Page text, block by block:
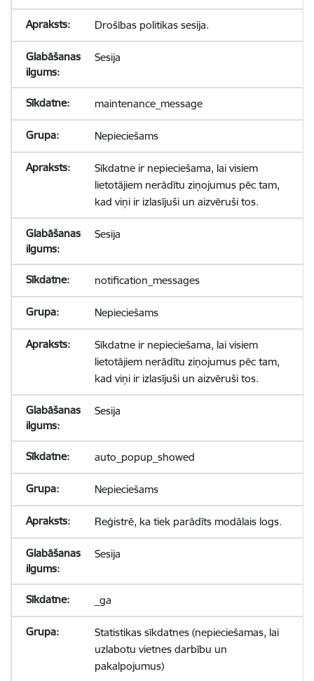
Drošības politikas sesija.
Sesija
maintenance_message
Nepieciešams
Sīkdatne ir nepieciešama, lai visiem
lietotājiem nerādītu ziņojumus pēc tam,
kad viņi ir izlasījuši un aizvēruši tos.
Sesija
notification_messages
Nepieciešams
Sīkdatne ir nepieciešama, lai visiem
lietotājiem nerādītu ziņojumus pēc tam,
kad viņi ir izlasījuši un aizvēruši tos.
Sesija
auto_popup_showed
Nepieciešams
Reģistrē, ka tiek parādīts modālais logs.
Sesija
_ga
Statistikas sīkdatnes (nepieciešamas, lai
uzlabotu vietnes darbību un
pakalpojumus)